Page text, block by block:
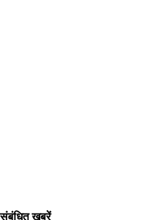
संबंधित खबरें